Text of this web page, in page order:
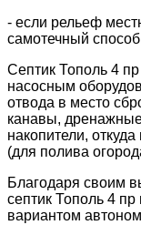
- если рельеф
самотечный
Септик Тополь 4
насосным
отвода в место
канавы,
накопители,
(для полива
Благодаря своим
септик Тополь 4
вариантом